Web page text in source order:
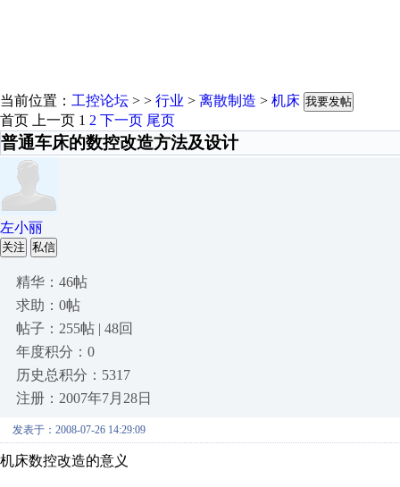
当前位置： 工控论坛 > > 行业 > 离散制造 > 机床 我要发帖
首页 上一页 1 2 下一页 尾页
普通车床的数控改造方法及设计
左小丽
关注 私信
精华：46帖
求助：0帖
帖子：255帖 | 48回
年度积分：0
历史总积分：5317
注册：2007年7月28日
发表于：2008-07-26 14:29:09
机床数控改造的意义